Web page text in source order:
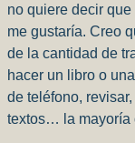
no quiere decir
me gustaría. Creo
de la cantidad de
hacer un libro o
de teléfono,
textos… la mayoría